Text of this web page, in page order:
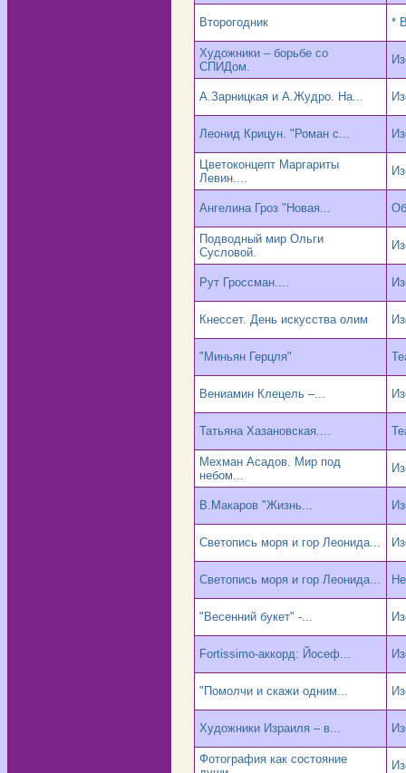
Второгодник *
Художники – борьбе со
СПИДом.
А.Зарницкая и А.Жудро. На...
Леонид Крицун. "Роман с...
Цветоконцепт Маргариты
Левин....
Ангелина Гроз "Новая...
Подводный мир Ольги
Сусловой.
Рут Гроссман....
Кнессет. День искусства олим
"Миньян Герцля"
Вениамин Клецель –...
Татьяна Хазановская....
Мехман Асадов. Мир под
небом...
В.Макаров "Жизнь...
Светопись моря и гор Леонида...
Светопись моря и гор Леонида...
"Весенний букет" -...
Fortissimo-аккорд: Йосеф...
"Помолчи и скажи одним...
Художники Израиля – в...
Фотография как состояние